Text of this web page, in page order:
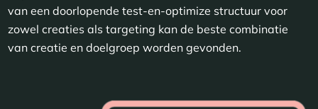
van een doorlopende test-en-optimize structuur voor
zowel creaties als targeting kan de beste combinatie
van creatie en doelgroep worden gevonden.